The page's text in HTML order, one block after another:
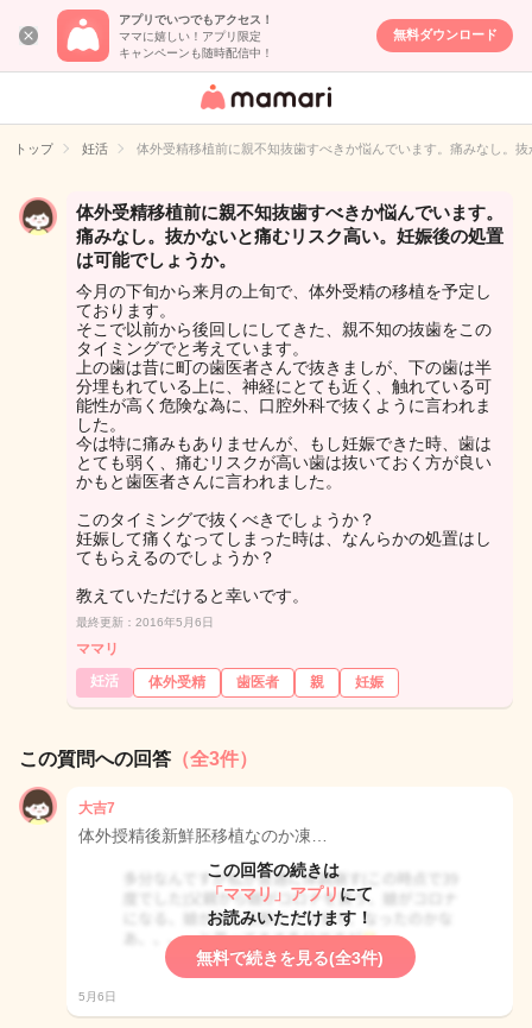
アプリでいつでもアクセス！
ママに嬉しい！アプリ限定
キャンペーンも随時配信中！
無料ダウンロード
女性専用匿名QA
イト
トップ 妊活 体外受精移植前に親不知抜歯すべきか悩んでいます。痛みなし。
体外受精移植前に親不知抜歯すべきか悩んでいます。
痛みなし。抜かないと痛むリスク高い。妊娠後の処置
は可能でしょうか。
今月の下旬から来月の上旬で、体外受精の移植を予定し
ております。
そこで以前から後回しにしてきた、親不知の抜歯をこの
タイミングでと考えています。
上の歯は昔に町の歯医者さんで抜きましが、下の歯は半
分埋もれている上に、神経にとても近く、触れている可
能性が高く危険な為に、口腔外科で抜くように言われま
した。
今は特に痛みもありませんが、もし妊娠できた時、歯は
とても弱く、痛むリスクが高い歯は抜いておく方が良い
かもと歯医者さんに言われました。
このタイミングで抜くべきでしょうか？
妊娠して痛くなってしまった時は、なんらかの処置はし
てもらえるのでしょうか？
教えていただけると幸いです。
最終更新：2016年5月6日
ママリ
妊活
体外受精 歯医者 親 妊娠
この質問への回答 （全3件）
大吉7
体外授精後新鮮胚移植なのか凍…
この回答の続きは
「ママリ」アプリ にて
お読みいただけます！
無料で続きを見る(全3件)
5月6日